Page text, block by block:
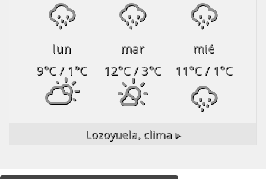
lun mar
mié
9°C/ 1°C 12°C/ 3°C 11°C/ 1°C
Lozoyuela, clima ▸